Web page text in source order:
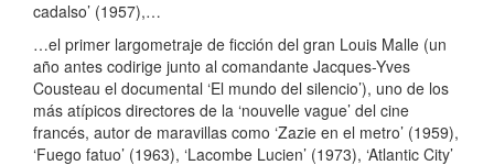
cadalso’ (1957),…
…el primer largometraje de ficción del gran Louis Malle (un
año antes codirige junto al comandante Jacques-Yves
Cousteau el documental ‘El mundo del silencio’), uno de los
más atípicos directores de la ‘nouvelle vague’ del cine
francés, autor de maravillas como ‘Zazie en el metro’ (1959),
‘Fuego fatuo’ (1963), ‘Lacombe Lucien’ (1973), ‘Atlantic City’